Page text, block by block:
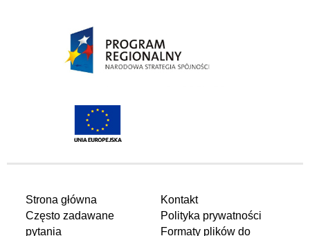
Strona główna
Często zadawane
pytania
Kontakt
Polityka prywatności
Formaty plików do